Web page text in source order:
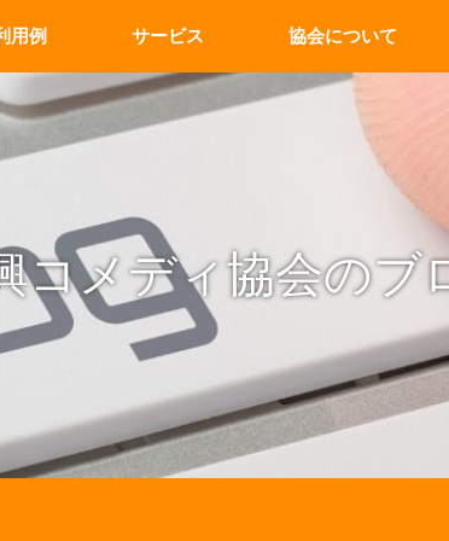
用例 サービス 協会について
コメディ協会のブ